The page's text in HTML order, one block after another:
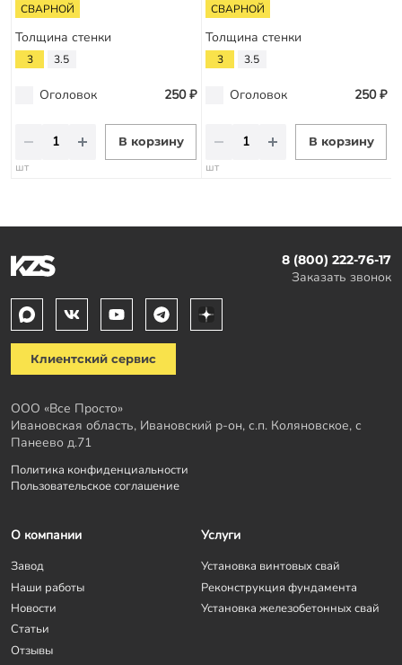
СВАРНОЙ
Толщина стенки
3 3.5
Оголовок 250 ₽
В корзину
шт
СВАРНОЙ
Толщина стенки
3 3.5
Оголовок 250 ₽
В корзину
шт
8 (800) 222-76-17
Заказать звонок
Клиентский сервис
ООО «Все Просто»
Ивановская область, Ивановский р-он, с.п. Коляновское, с
Панеево д.71
Политика конфиденциальности
Пользовательское соглашение
О компании
Завод
Наши работы
Новости
Статьи
Отзывы
Услуги
Установка винтовых свай
Реконструкция фундамента
Установка железобетонных свай